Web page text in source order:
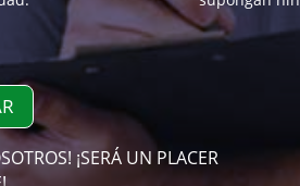
¡SERÁ UN PLACER